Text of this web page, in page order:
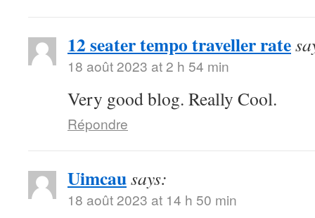
12 seater tempo traveller rate
18 août 2023 at 2 h 54 min
Very good blog. Really Cool.
Répondre
Uimcausays:
18 août 2023 at 14 h 50 min